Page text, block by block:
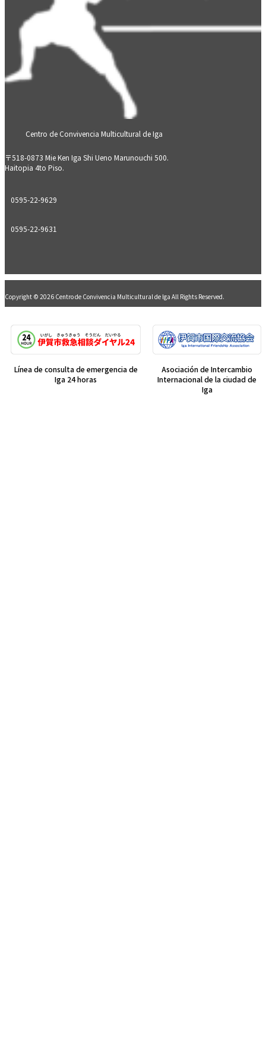
Centro de Convivencia Multicultural de Iga
〒518-0873 Mie Ken Iga Shi Ueno Marunouchi 500.
Haitopia 4to Piso.
0595-22-9629
0595-22-9631
Copyright © 2026 Centro de Convivencia Multicultural de Iga All Rights Reserved.
Línea de consulta de emergencia de
Iga 24 horas
Asociación de Intercambio
Internacional de la ciudad de
Iga